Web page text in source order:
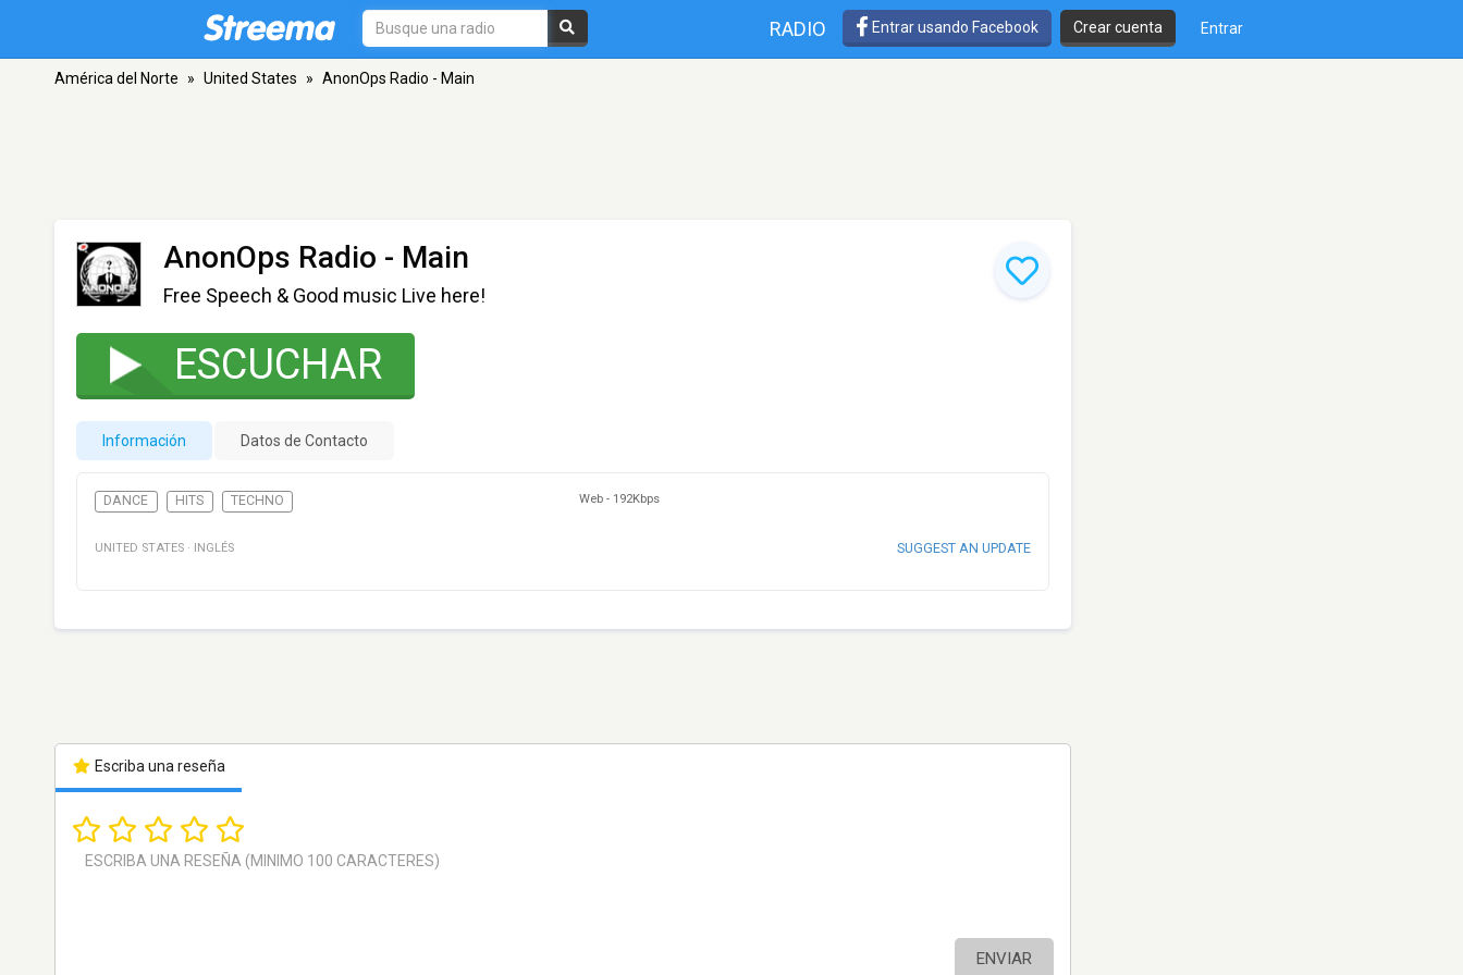
RADIO Entrar usando Facebook Crear cuenta Entrar
América del Norte » United States » AnonOps Radio - Main
AnonOps Radio - Main
Free Speech & Good music Live here!
ESCUCHAR
Información Datos de Contacto
DANCE HITS TECHNO Web - 192Kbps
UNITED STATES · INGLÉS SUGGEST AN UPDATE
Escriba una reseña
ENVIAR